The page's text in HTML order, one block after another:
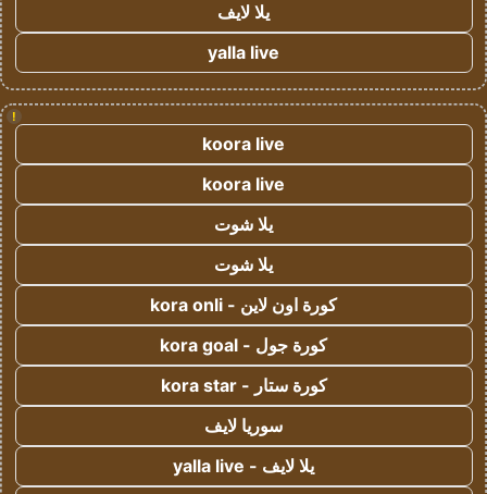
يلا لايف
yalla live
!
koora live
koora live
يلا شوت
يلا شوت
كورة اون لاين - kora onli
كورة جول - kora goal
كورة ستار - kora star
سوريا لايف
يلا لايف - yalla live